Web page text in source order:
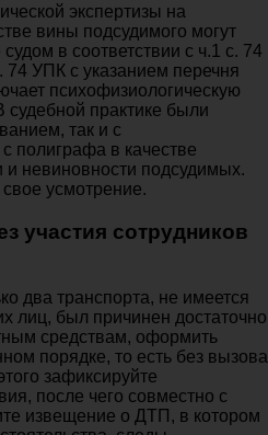
экспертизы на
вины подсудимого могут
в соответствии с ч.1 с. 74
74 УПК с указанием перечня
психофизиологическую
судебной практике были
так и с
полиграфа в качестве
и невиновности подсудимых.
усмотрение.
участия сотрудников
два транспорта, не имеется
лиц, был причинен достаточно
средствам, оформить
порядке, то есть без вызова
зафиксируйте
после чего совместно с
извещение о ДТП, в котором